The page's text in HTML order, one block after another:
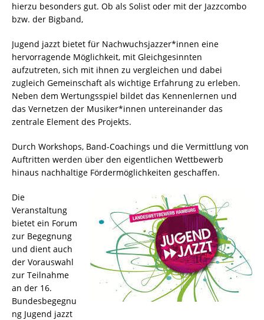
hierzu besonders gut. Ob als Solist oder mit der Jazzcombo
bzw. der Bigband,
Jugend jazzt bietet für Nachwuchsjazzer*innen eine
hervorragende Möglichkeit, mit Gleichgesinnten
aufzutreten, sich mit ihnen zu vergleichen und dabei
zugleich Gemeinschaft als wichtige Erfahrung zu erleben.
Neben dem Wertungsspiel bildet das Kennenlernen und
das Vernetzen der Musiker*innen untereinander das
zentrale Element des Projekts.
Durch Workshops, Band-Coachings und die Vermittlung von
Auftritten werden über den eigentlichen Wettbewerb
hinaus nachhaltige Fördermöglichkeiten geschaffen.
Die
Veranstaltung
bietet ein Forum
zur Begegnung
und dient auch
der Vorauswahl
zur Teilnahme
an der 16.
Bundesbegegnu
ng Jugend jazzt